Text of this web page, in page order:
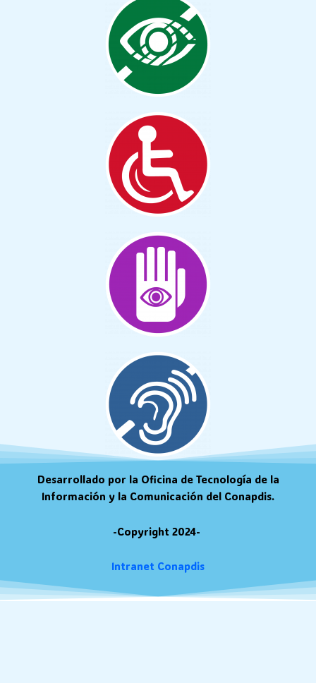
Desarrollado por la Oficina de Tecnología de la
Información y la Comunicación del Conapdis.
-Copyright 2024-
Intranet Conapdis